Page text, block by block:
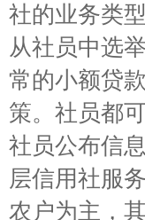
社的业务类
从社员中选
常的小额贷
策。社员都
社员公布信
层信用社服
农户为主，